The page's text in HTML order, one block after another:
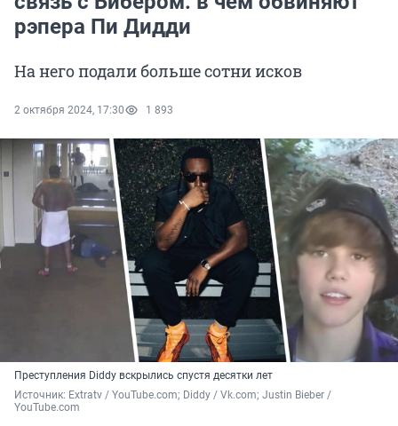
рэпера Пи Дидди
На него подали больше сотни исков
2 октября 2024, 17:30 1 893
Преступления Diddy вскрылись спустя десятки лет
Источник: Extratv / YouTube.com; Diddy / Vk.com; Justin Bieber /
YouTube.com